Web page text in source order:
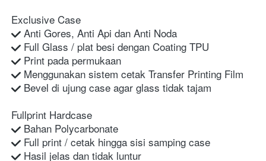
Exclusive Case
Anti Gores, Anti Api dan Anti Noda
Full Glass / plat besi dengan Coating TPU
Print pada permukaan
Menggunakan sistem cetak Transfer Printing Film
Bevel di ujung case agar glass tidak tajam
Fullprint Hardcase
Bahan Polycarbonate
Full print / cetak hingga sisi samping case
Hasil jelas dan tidak luntur